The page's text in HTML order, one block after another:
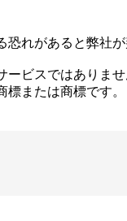
れがあると弊社が
ビスではありま
または商標です